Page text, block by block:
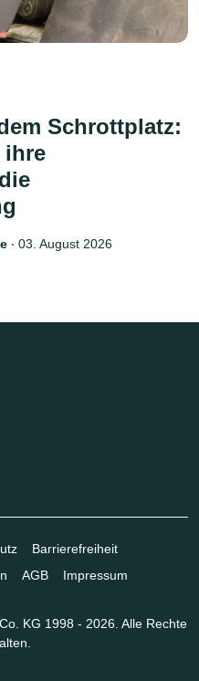
Schrottplatz:
ihre
‧ 03. August 2026
Barrierefreiheit
AGB Impressum
KG 1998 - 2026. Alle Rechte